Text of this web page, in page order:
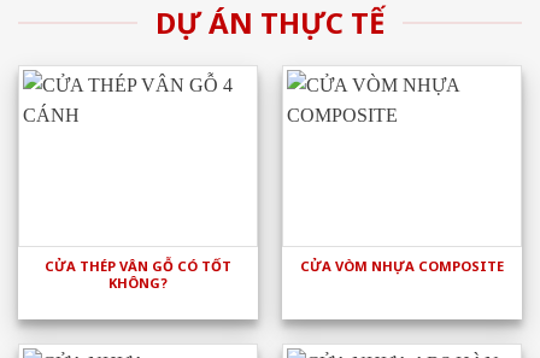
DỰ ÁN THỰC TẾ
CỬA THÉP VÂN GỖ CÓ TỐT
KHÔNG?
CỬA VÒM NHỰA COMPOSITE